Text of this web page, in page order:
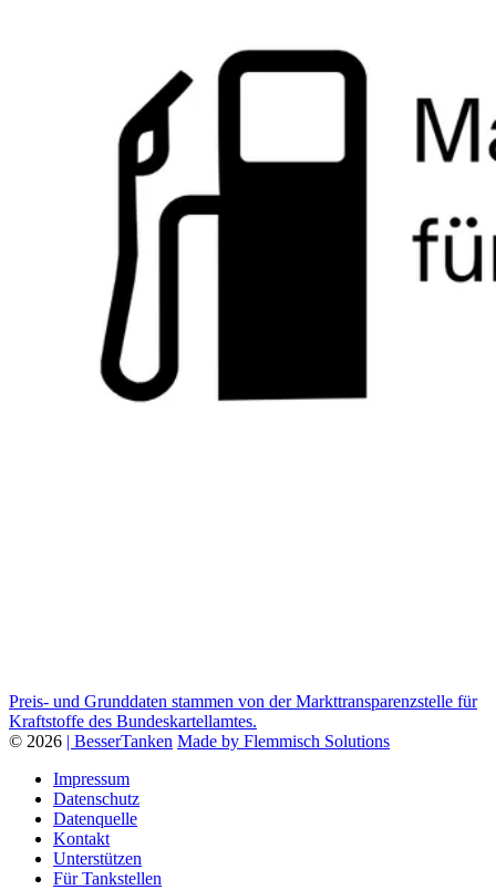
Preis- und Grunddaten stammen von der Markttransparenzstelle für
Kraftstoffe des Bundeskartellamtes.
© 2026 | BesserTanken Made by Flemmisch Solutions
Impressum
Datenschutz
Datenquelle
Kontakt
Unterstützen
Für Tankstellen